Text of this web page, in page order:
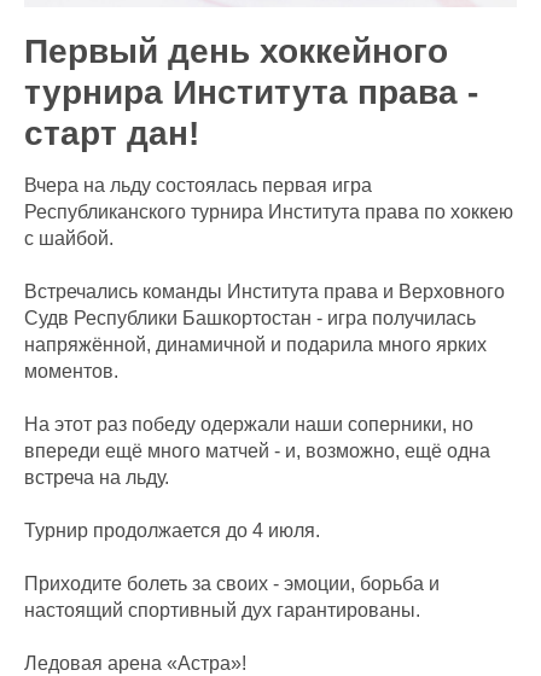
Первый день хоккейного
турнира Института права -
старт дан!
Вчера на льду состоялась первая игра
Республиканского турнира Института права по хоккею
с шайбой.
Встречались команды Института права и Верховного
Судв Республики Башкортостан - игра получилась
напряжённой, динамичной и подарила много ярких
моментов.
На этот раз победу одержали наши соперники, но
впереди ещё много матчей - и, возможно, ещё одна
встреча на льду.
Турнир продолжается до 4 июля.
Приходите болеть за своих - эмоции, борьба и
настоящий спортивный дух гарантированы.
Ледовая арена «Астра»!